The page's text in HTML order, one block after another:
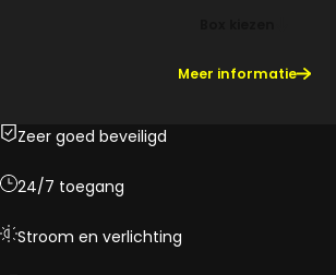
Meer informatie
Zeer goed beveiligd
24/7 toegang
Stroom en verlichting